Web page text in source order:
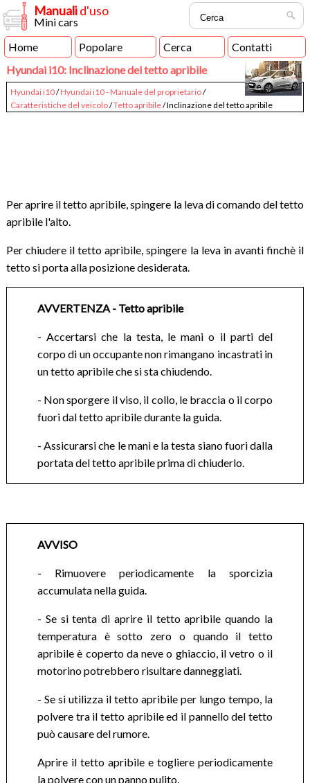
Manualid'uso
Mini cars
Home
Popolare Cerca
Contatti
Hyundai i10: Inclinazione del tetto apribile
Hyundai i10/Hyundai i10 - Manuale del proprietario/
Caratteristiche del veicolo/Tetto apribile/ Inclinazione del tetto apribile
Per aprire il tetto apribile, spingere la leva di comando del tetto
apribile l'alto.
Per chiudere il tetto apribile, spingere la leva in avanti finchè il
tetto si porta alla posizione desiderata.
AVVERTENZA - Tetto apribile
- Accertarsi che la testa, le mani o il parti del
corpo di un occupante non rimangano incastrati in
un tetto apribile che si sta chiudendo.
- Non sporgere il viso, il collo, le braccia o il corpo
fuori dal tetto apribile durante la guida.
- Assicurarsi che le mani e la testa siano fuori dalla
portata del tetto apribile prima di chiuderlo.
AVVISO
- Rimuovere periodicamente la sporcizia
accumulata nella guida.
- Se si tenta di aprire il tetto apribile quando la
temperatura è sotto zero o quando il tetto
apribile è coperto da neve o ghiaccio, il vetro o il
motorino potrebbero risultare danneggiati.
- Se si utilizza il tetto apribile per lungo tempo, la
polvere tra il tetto apribile ed il pannello del tetto
può causare del rumore.
Aprire il tetto apribile e togliere periodicamente
la polvere con un panno pulito.